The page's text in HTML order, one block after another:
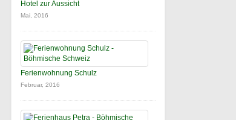
Hotel zur Aussicht
Mai, 2016
Ferienwohnung Schulz
Februar, 2016